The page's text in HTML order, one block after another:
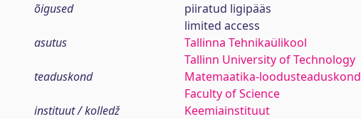
õigused
piiratud ligipääs
limited access
asutus
Tallinna Tehnikaülikool
Tallinn University of Technology
teaduskond
Matemaatika-loodusteaduskond
Faculty of Science
instituut / kolledž
Keemiainstituut